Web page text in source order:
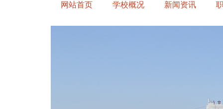
网站首页 学校概况 新闻资讯